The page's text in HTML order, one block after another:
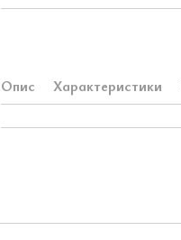
Опис Характеристики